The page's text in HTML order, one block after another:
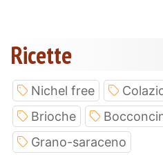
Ricette
Nichel free
Brioche
Grano-saraceno